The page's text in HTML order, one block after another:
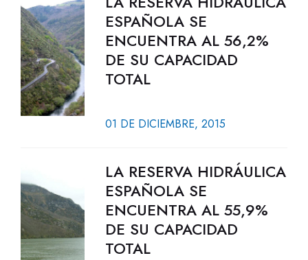
ESPAÑOLA SE
ENCUENTRA AL 56,2%
DE SU CAPACIDAD
TOTAL
01 DE DICIEMBRE, 2015
LA RESERVA HIDRÁULICA
ESPAÑOLA SE
ENCUENTRA AL 55,9%
DE SU CAPACIDAD
TOTAL